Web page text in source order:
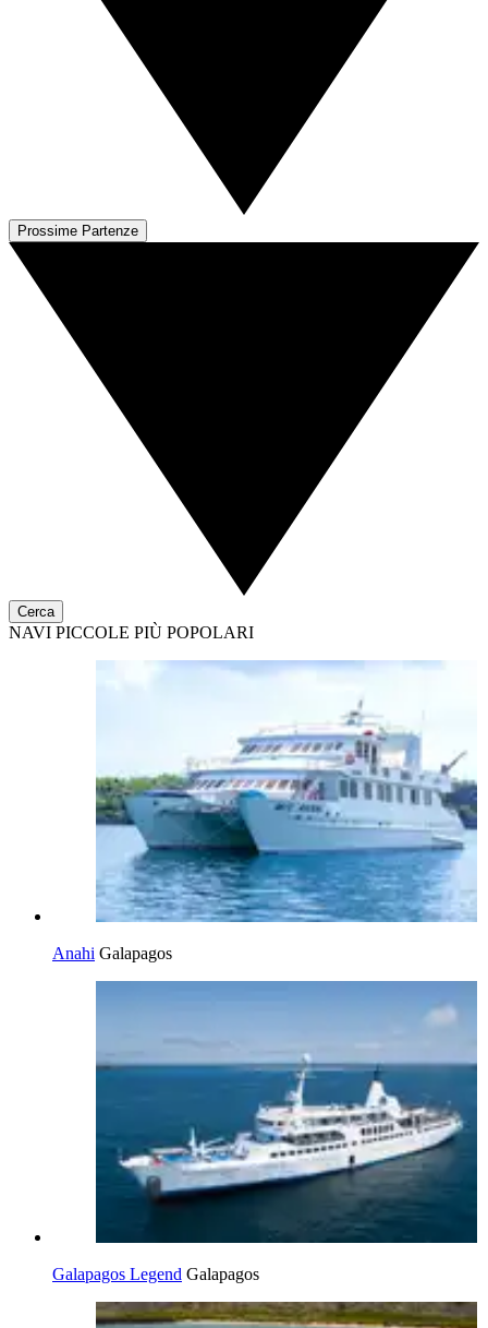
Prossime Partenze
Cerca
NAVI PICCOLE PIÙ POPOLARI
Anahi Galapagos
Galapagos Legend Galapagos